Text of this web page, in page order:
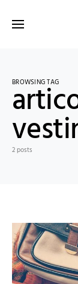
BROWSING TAG
2 posts